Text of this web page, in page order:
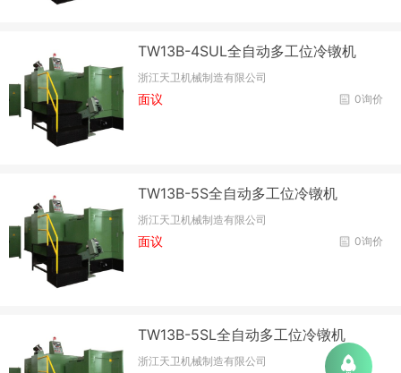
TW13B-4SUL全自动多工位冷镦机
浙江天卫机械制造有限公司
0询价
面议
TW13B-5S全自动多工位冷镦机
浙江天卫机械制造有限公司
0询价
面议
TW13B-5SL全自动多工位冷镦机
浙江天卫机械制造有限公司